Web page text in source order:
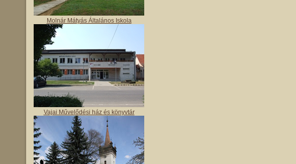
Molnár Mátyás Általános Iskola
Vajai Művelődési ház és könyvtár